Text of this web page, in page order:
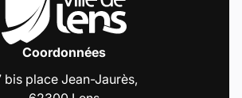
Coordonnées
bis place Jean-Jaurès,